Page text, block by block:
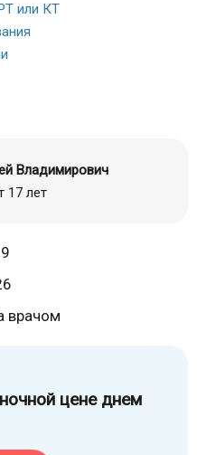
или КТ
Владимирович
17 лет
врачом
цене днем